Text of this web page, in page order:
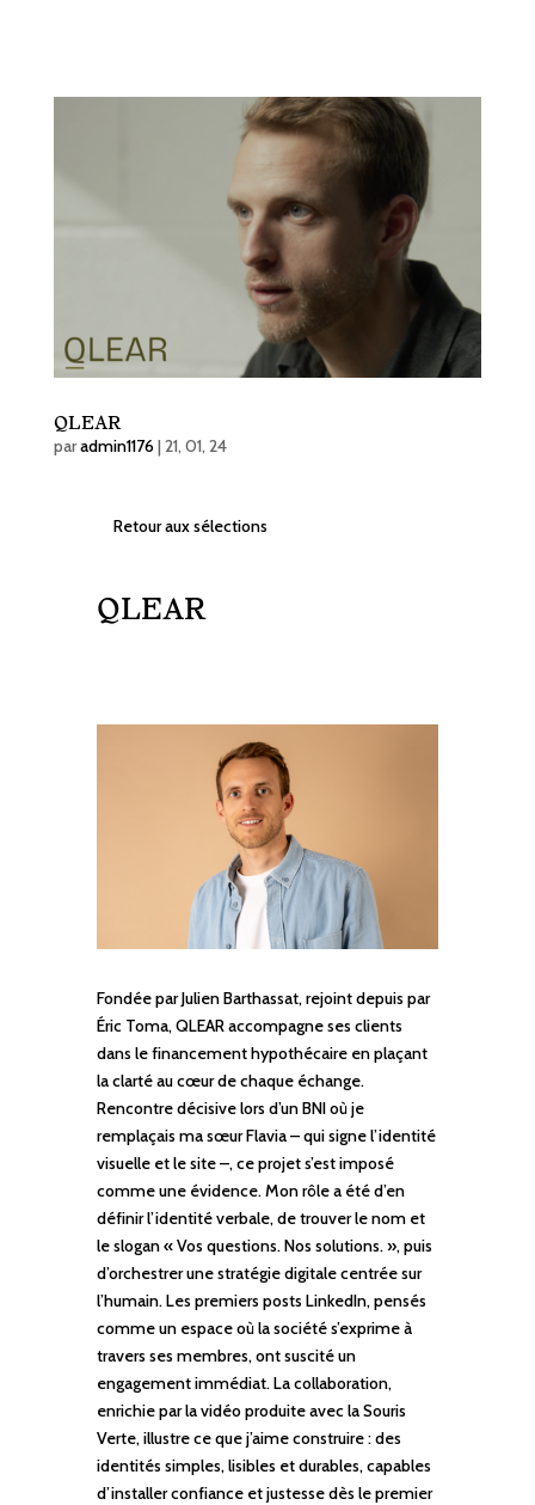
QLEAR
paradmin1176 |21, 01, 24
Retour aux sélections
QLEAR
Fondée par Julien Barthassat, rejoint depuis par
Éric Toma, QLEAR accompagne ses clients
dans le financement hypothécaire en plaçant
la clarté au cœur de chaque échange.
Rencontre décisive lors d’un BNI où je
remplaçais ma sœur Flavia – qui signe l’identité
visuelle et le site –, ce projet s’est imposé
comme une évidence. Mon rôle a été d’en
définir l’identité verbale, de trouver le nom et
le slogan « Vos questions. Nos solutions. », puis
d’orchestrer une stratégie digitale centrée sur
l’humain. Les premiers posts LinkedIn, pensés
comme un espace où la société s’exprime à
travers ses membres, ont suscité un
engagement immédiat. La collaboration,
enrichie par la vidéo produite avec la Souris
Verte, illustre ce que j’aime construire : des
identités simples, lisibles et durables, capables
d’installer confiance et justesse dès le premier